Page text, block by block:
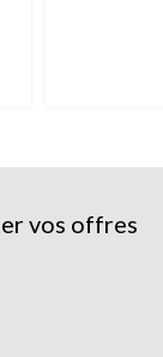
vos offres